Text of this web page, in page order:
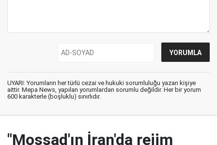
UYARI: Yorumların her türlü cezai ve hukuki sorumluluğu yazan kişiye
aittir. Mepa News, yapılan yorumlardan sorumlu değildir. Her bir yorum
600 karakterle (boşluklu) sınırlıdır.
"Mossad'ın İran'da rejim